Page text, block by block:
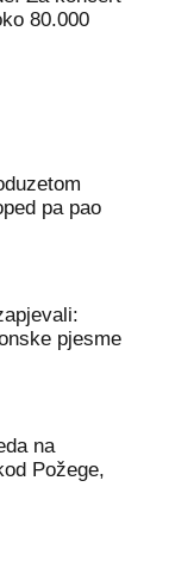
80.000
pa pao
pjesme
na
Požege,